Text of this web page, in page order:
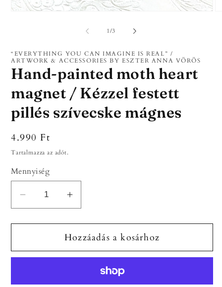
párbeszédpanelen
1//3
“EVERYTHING YOU CAN IMAGINE IS REAL” /
ARTWORK & ACCESSORIES BY ESZTER ANNA VÖRÖS
Hand-painted moth heart
magnet / Kézzel festett
pillés szívecske mágnes
Normál
ár
4.990 Ft
Tartalmazza az adót.
Mennyiség
Hand-
moth
magnet
Hand-
moth
heart
magnet
Kézzel
Hozzáadás a kosárhoz